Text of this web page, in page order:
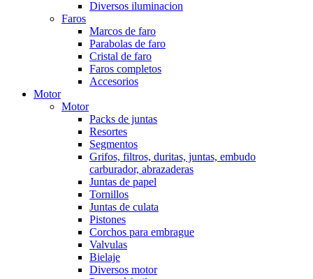
Diversos iluminacion
Faros
Marcos de faro
Parabolas de faro
Cristal de faro
Faros completos
Accesorios
Motor
Motor
Packs de juntas
Resortes
Segmentos
Grifos, filtros, duritas, juntas, embudo
carburador, abrazaderas
Juntas de papel
Tornillos
Juntas de culata
Pistones
Corchos para embrague
Valvulas
Bielaje
Diversos motor